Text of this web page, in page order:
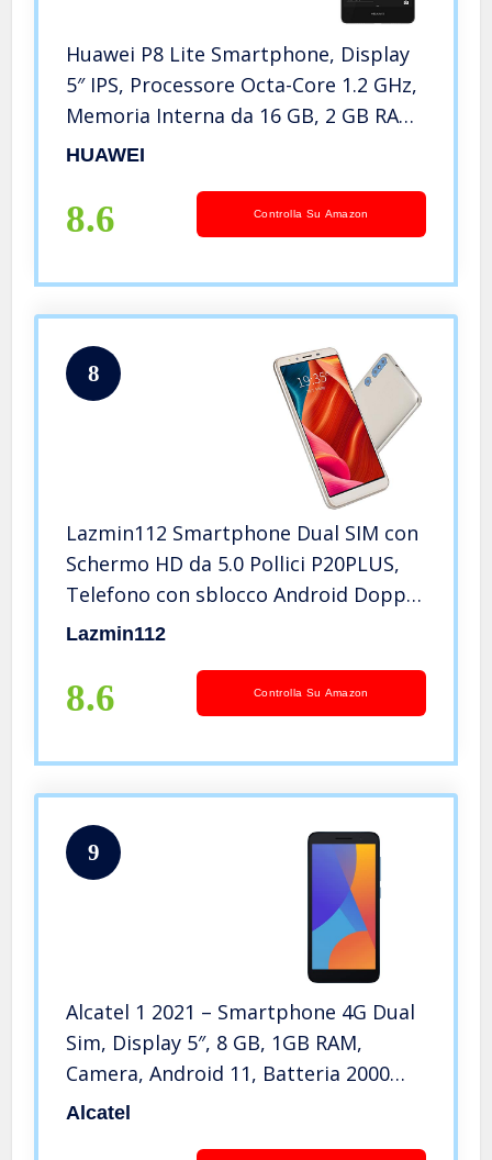
Huawei P8 Lite Smartphone, Display
5″ IPS, Processore Octa-Core 1.2 GHz,
Memoria Interna da 16 GB, 2 GB RAM,
Fotocamera 13 MP, monoSIM,
HUAWEI
8.6 Controlla Su Amazon
8
Lazmin112 Smartphone Dual SIM con
Schermo HD da 5.0 Pollici P20PLUS,
Telefono con sblocco Android Doppia
Fotocamera da 200 W 512 MB +
Lazmin112
8.6 Controlla Su Amazon
9
Alcatel 1 2021 – Smartphone 4G Dual
Sim, Display 5″, 8 GB, 1GB RAM,
Camera, Android 11, Batteria 2000
mAh, Ai Aqua [Italia]
Alcatel